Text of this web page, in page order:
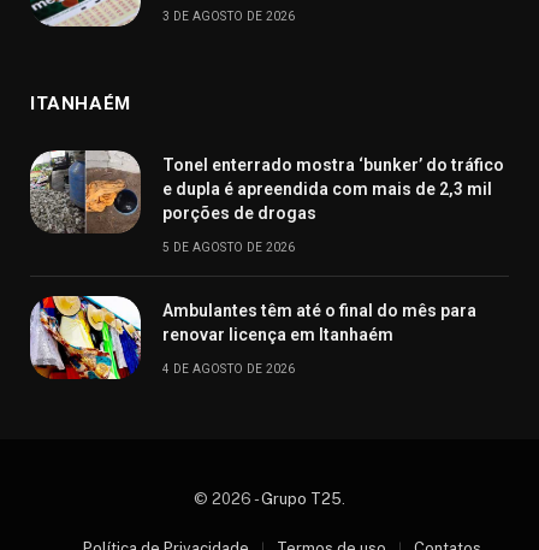
3 DE AGOSTO DE 2026
ITANHAÉM
Tonel enterrado mostra ‘bunker’ do tráfico
e dupla é apreendida com mais de 2,3 mil
porções de drogas
5 DE AGOSTO DE 2026
Ambulantes têm até o final do mês para
renovar licença em Itanhaém
4 DE AGOSTO DE 2026
© 2026 -Grupo T25